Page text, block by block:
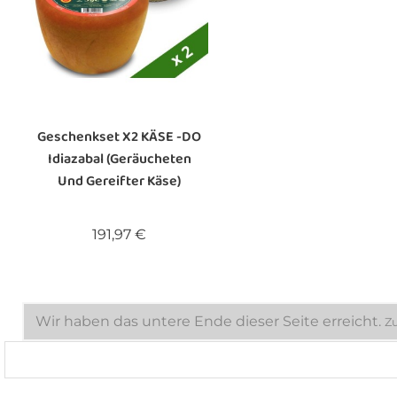
Geschenkset X2 KÄSE -DO
Idiazabal (geräucheten
Und Gereifter Käse)
191,97 €
Wir haben das untere Ende dieser Seite erreicht.